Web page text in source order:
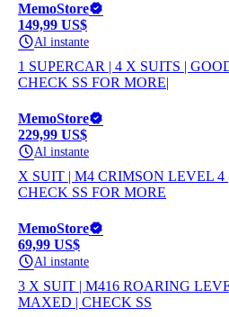
MemoStore
149,99 US$
Al instante
1 SUPERCAR | 4 X SUITS |
CHECK SS FOR MORE|
MemoStore
229,99 US$
Al instante
X SUIT | M4 CRIMSON LEVEL 4
CHECK SS FOR MORE
MemoStore
69,99 US$
Al instante
3 X SUIT | M416 ROARING
MAXED | CHECK SS